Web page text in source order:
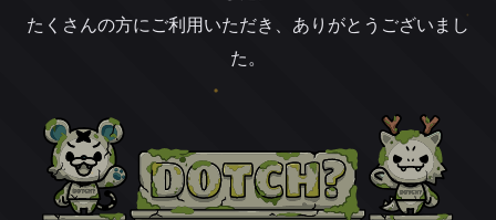
たくさんの方にご利用いただき、ありがとうございまし
た。